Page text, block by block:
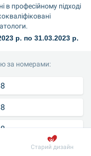
в професійному підході
р. по 31.03.2023 р.
за номерами:
Старий дизайн